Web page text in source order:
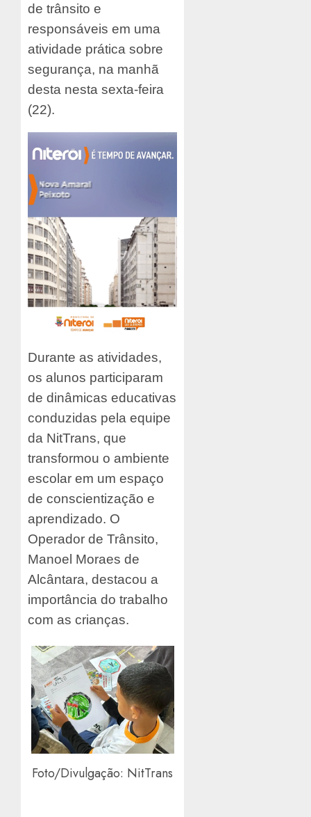
de trânsito e
responsáveis em uma
atividade prática sobre
segurança, na manhã
desta nesta sexta-feira
(22).
Durante as atividades,
os alunos participaram
de dinâmicas educativas
conduzidas pela equipe
da NitTrans, que
transformou o ambiente
escolar em um espaço
de conscientização e
aprendizado. O
Operador de Trânsito,
Manoel Moraes de
Alcântara, destacou a
importância do trabalho
com as crianças.
Foto/Divulgação: NitTrans